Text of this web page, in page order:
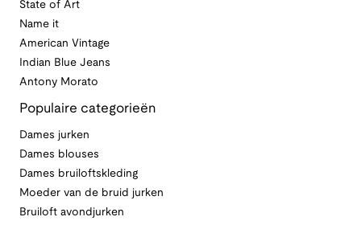
State of Art
Name it
American Vintage
Indian Blue Jeans
Antony Morato
Populaire categorieën
Dames jurken
Dames blouses
Dames bruiloftskleding
Moeder van de bruid jurken
Bruiloft avondjurken